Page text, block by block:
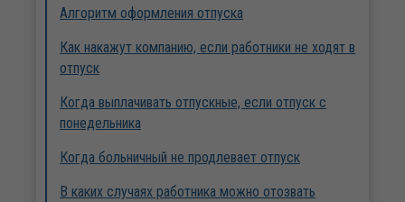
Алгоритм оформления отпуска
Как накажут компанию, если работники не ходят в
отпуск
Когда выплачивать отпускные, если отпуск с
понедельника
Когда больничный не продлевает отпуск
В каких случаях работника можно отозвать